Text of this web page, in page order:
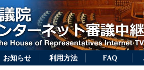
お知らせ 利用方法 FAQ